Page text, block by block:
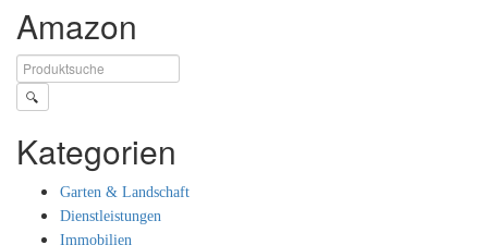
Amazon
🔍
Kategorien
Garten & Landschaft
Dienstleistungen
Immobilien